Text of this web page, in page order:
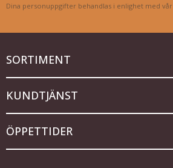
Dina personuppgifter behandlas i enlighet med vår
SORTIMENT
KUNDTJÄNST
ÖPPETTIDER